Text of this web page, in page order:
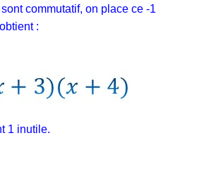
commutatif, on place ce -1
:
1 inutile.